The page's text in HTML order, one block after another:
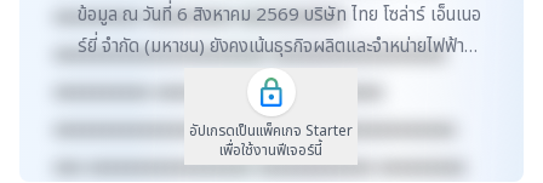
xxxxxxxxx xxxxxxxxx xxxxxxxxxxx
xxxxxxxxxxxxxxxxxxxxxx xxxxxxxxxxxxxxxxxx
xxxxxxxxxx xxxxxxxxxxxxx xxxxxxxxxx
xxxxxxxxxxxxxxxxxxxxxxxxxx xxxxxxxxxxxxxxx
xxx xxxxxxxxxxxxxxxxx xxxxxxxxxxxx xxxxxxxxx
ข้อมูล ณ วันที่ 6 สิงหาคม 2569 บริษัท ไทย โซล่าร์ เอ็นเนอ
ร์ยี่ จำกัด (มหาชน) ยังคงเน้นธุรกิจผลิตและจำหน่ายไฟฟ้า
จากพลังงานแสงอาทิตย์และพลังงานหมุนเวียน...
อัปเกรดเป็นแพ็คเกจ Starter
เพื่อใช้งานฟีเจอร์นี้